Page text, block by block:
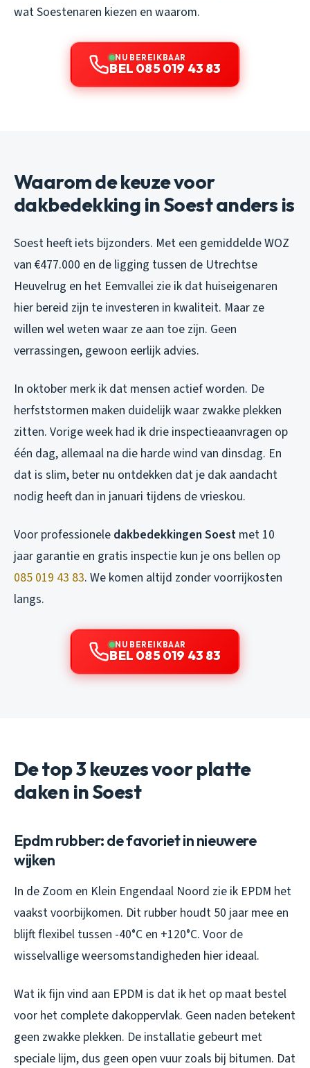
wat Soestenaren kiezen en waarom.
NU BEREIKBAAR
BEL 085 019 43 83
Waarom de keuze voor
dakbedekking in Soest anders is
Soest heeft iets bijzonders. Met een gemiddelde WOZ
van €477.000 en de ligging tussen de Utrechtse
Heuvelrug en het Eemvallei zie ik dat huiseigenaren
hier bereid zijn te investeren in kwaliteit. Maar ze
willen wel weten waar ze aan toe zijn. Geen
verrassingen, gewoon eerlijk advies.
In oktober merk ik dat mensen actief worden. De
herfststormen maken duidelijk waar zwakke plekken
zitten. Vorige week had ik drie inspectieaanvragen op
één dag, allemaal na die harde wind van dinsdag. En
dat is slim, beter nu ontdekken dat je dak aandacht
nodig heeft dan in januari tijdens de vrieskou.
Voor professionele dakbedekkingen Soest met 10
jaar garantie en gratis inspectie kun je ons bellen op
085 019 43 83. We komen altijd zonder voorrijkosten
langs.
NU BEREIKBAAR
BEL 085 019 43 83
De top 3 keuzes voor platte
daken in Soest
Epdm rubber: de favoriet in nieuwere
wijken
In de Zoom en Klein Engendaal Noord zie ik EPDM het
vaakst voorbijkomen. Dit rubber houdt 50 jaar mee en
blijft flexibel tussen -40°C en +120°C. Voor de
wisselvallige weersomstandigheden hier ideaal.
Wat ik fijn vind aan EPDM is dat ik het op maat bestel
voor het complete dakoppervlak. Geen naden betekent
geen zwakke plekken. De installatie gebeurt met
speciale lijm, dus geen open vuur zoals bij bitumen. Dat